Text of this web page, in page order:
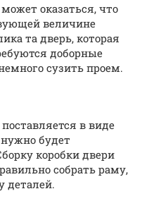
оказаться, что
величине
та дверь, которая
доборные
сузить проем.
в виде
будет
коробки двери
собрать раму,
деталей.